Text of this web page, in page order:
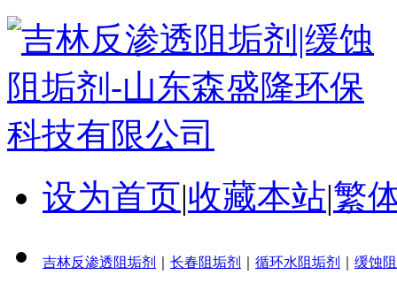
设为首页|收藏本站|繁
吉林反渗透阻垢剂 长春阻垢剂 循环水阻垢剂 缓蚀